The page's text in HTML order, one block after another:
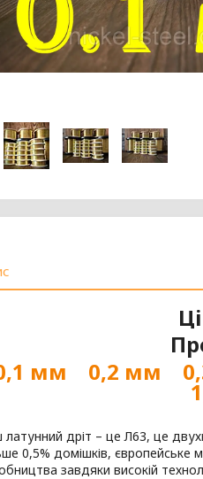
мм
0,2 мм
дріт – це Л63, це
0,5% домішків, європейське
завдяки високій